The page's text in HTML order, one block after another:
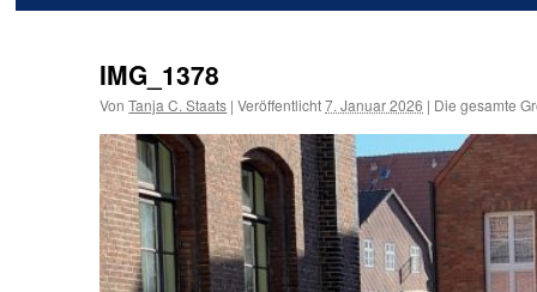
IMG_1378
Von Tanja C. Staats | Veröffentlicht 7. Januar 2026 | Die gesamte